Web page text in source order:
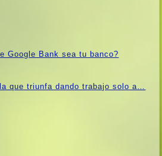
Google Bank sea tu banco?
que triunfa dando trabajo solo a…